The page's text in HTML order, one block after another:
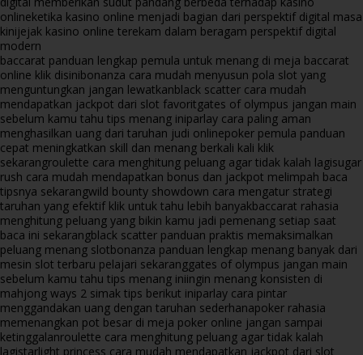
onlineketika kasino online menjadi bagian dari perspektif digital masa
kinijejak kasino online terekam dalam beragam perspektif digital
modern
baccarat panduan lengkap pemula untuk menang di meja baccarat
online klik disinibonanza cara mudah menyusun pola slot yang
menguntungkan jangan lewatkanblack scatter cara mudah
mendapatkan jackpot dari slot favoritgates of olympus jangan main
sebelum kamu tahu tips menang iniparlay cara paling aman
menghasilkan uang dari taruhan judi onlinepoker pemula panduan
cepat meningkatkan skill dan menang berkali kali klik
sekarangroulette cara menghitung peluang agar tidak kalah lagisugar
rush cara mudah mendapatkan bonus dan jackpot melimpah baca
tipsnya sekarangwild bounty showdown cara mengatur strategi
taruhan yang efektif klik untuk tahu lebih banyakbaccarat rahasia
menghitung peluang yang bikin kamu jadi pemenang setiap saat
baca ini sekarangblack scatter panduan praktis memaksimalkan
peluang menang slotbonanza panduan lengkap menang banyak dari
mesin slot terbaru pelajari sekaranggates of olympus jangan main
sebelum kamu tahu tips menang iniingin menang konsisten di
mahjong ways 2 simak tips berikut iniparlay cara pintar
menggandakan uang dengan taruhan sederhanapoker rahasia
memenangkan pot besar di meja poker online jangan sampai
ketinggalanroulette cara menghitung peluang agar tidak kalah
lagistarlight princess cara mudah mendapatkan jackpot dari slot